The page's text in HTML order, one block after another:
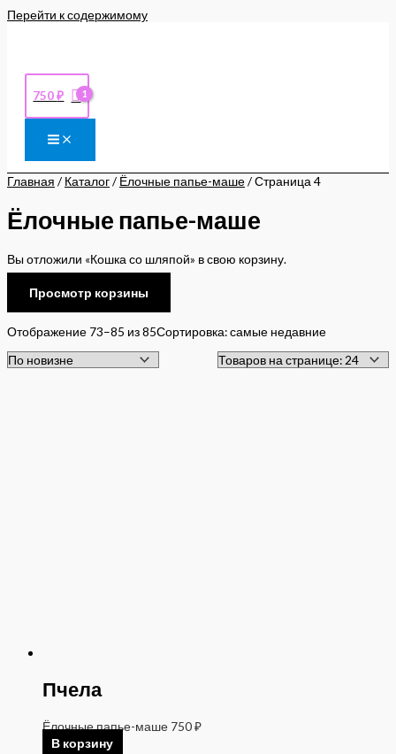
Перейти к содержимому
750₽
Главная / Каталог/ Ёлочные папье-маше/ Страница 4
Ёлочные папье-маше
Вы отложили «Кошка со шляпой» в свою корзину.
Просмотр корзины
Отображение 73–85 из 85Сортировка: самые недавние
Пчела
Ёлочные папье-маше 750₽
В корзину